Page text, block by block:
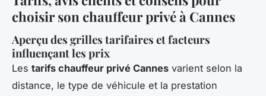
choisir son chauffeur privé à Cannes
Aperçu des grilles tarifaires et facteurs
influençant les prix
Les tarifs chauffeur privé Cannes varient selon la
distance, le type de véhicule et la prestation